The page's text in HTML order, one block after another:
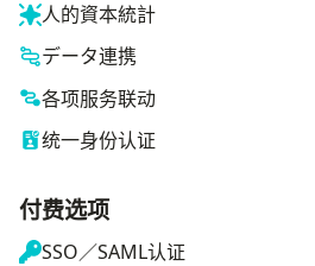
人的資本統計
データ連携
各项服务联动
统一身份认证
付费选项
SSO／SAML认证